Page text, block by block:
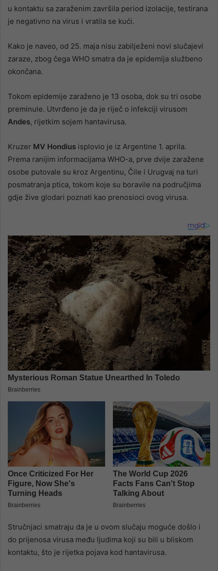
u kontaktu sa zaraženim završila period izolacije, testirana
je negativno na virus i vratila se kući.
Kako je naveo, od 25. maja nisu zabilježeni novi slučajevi
zaraze, zbog čega WHO smatra da je epidemija službeno
okončana.
Tokom epidemije zaraženo je 13 osoba, dok su tri osobe
preminule. Utvrđeno je da je riječ o infekciji virusom
Andes, rijetkim sojem hantavirusa.
Kruzer MV Hondius isplovio je iz Argentine 1. aprila.
Prema ranijim informacijama WHO-a, prve dvije zaražene
osobe putovale su kroz Argentinu, Čile i Urugvaj na turi
posmatranja ptica, tokom koje su boravile na područjima
gdje žive glodari poznati kao prenosioci ovog virusa.
Stručnjaci smatraju da je u ovom slučaju moguće došlo i
do prijenosa virusa među ljudima koji su bili u bliskom
kontaktu, što je rijetka pojava kod hantavirusa.